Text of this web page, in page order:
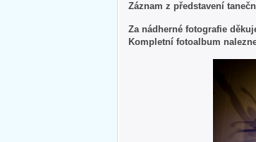
Záznam z představení
Za nádherné fotografie
Kompletní fotoalbum